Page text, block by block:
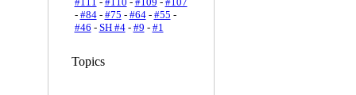
- #84- #75 - #64- #55 -
#46 - SH #4- #9 - #1
Topics